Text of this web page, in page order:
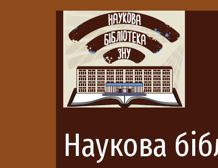
Наукова